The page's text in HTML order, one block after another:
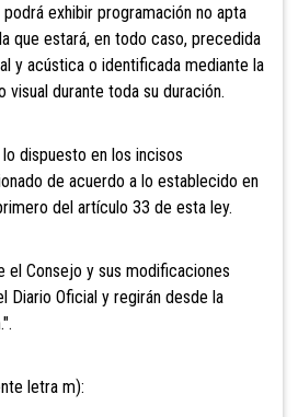
exhibir programación no apta
que estará, en todo caso, precedida
y acústica o identificada mediante la
visual durante toda su duración.
dispuesto en los incisos
de acuerdo a lo establecido en
del artículo 33 de esta ley.
Consejo y sus modificaciones
Diario Oficial y regirán desde la
letra m):